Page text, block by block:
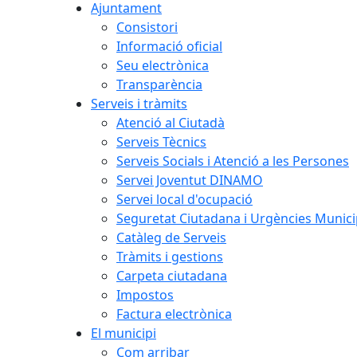
Ajuntament
Consistori
Informació oficial
Seu electrònica
Transparència
Serveis i tràmits
Atenció al Ciutadà
Serveis Tècnics
Serveis Socials i Atenció a les Persones
Servei Joventut DINAMO
Servei local d'ocupació
Seguretat Ciutadana i Urgències
Catàleg de Serveis
Tràmits i gestions
Carpeta ciutadana
Impostos
Factura electrònica
El municipi
Com arribar